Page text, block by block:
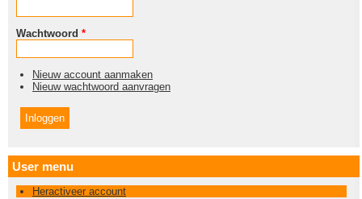
Wachtwoord *
Nieuw account aanmaken
Nieuw wachtwoord aanvragen
User menu
Heractiveer account